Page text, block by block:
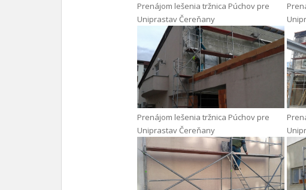
Prenájom lešenia tržnica Púchov pre
Uniprastav Čereňany
Prenájom lešenia tržnica Púchov pre
Uniprastav Čereňany